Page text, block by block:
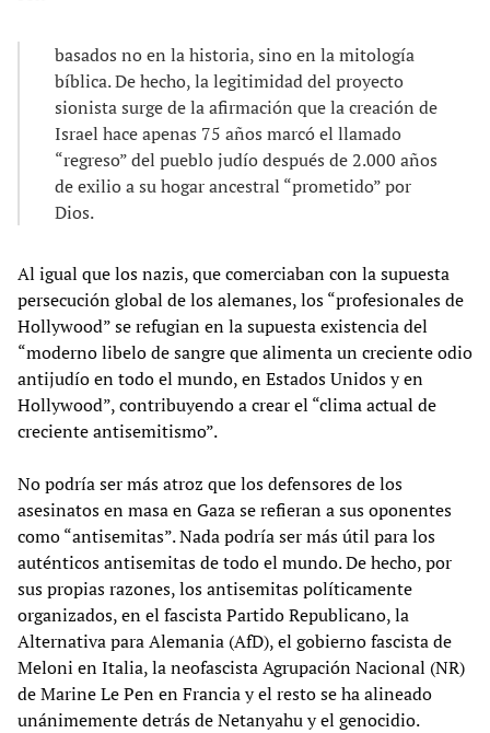
basados no en la historia, sino en la mitología
bíblica. De hecho, la legitimidad del proyecto
sionista surge de la afirmación que la creación de
Israel hace apenas 75 años marcó el llamado
“regreso” del pueblo judío después de 2.000 años
de exilio a su hogar ancestral “prometido” por
Dios.
Al igual que los nazis, que comerciaban con la supuesta
persecución global de los alemanes, los “profesionales de
Hollywood” se refugian en la supuesta existencia del
“moderno libelo de sangre que alimenta un creciente odio
antijudío en todo el mundo, en Estados Unidos y en
Hollywood”, contribuyendo a crear el “clima actual de
creciente antisemitismo”.
No podría ser más atroz que los defensores de los
asesinatos en masa en Gaza se refieran a sus oponentes
como “antisemitas”. Nada podría ser más útil para los
auténticos antisemitas de todo el mundo. De hecho, por
sus propias razones, los antisemitas políticamente
organizados, en el fascista Partido Republicano, la
Alternativa para Alemania (AfD), el gobierno fascista de
Meloni en Italia, la neofascista Agrupación Nacional (NR)
de Marine Le Pen en Francia y el resto se ha alineado
unánimemente detrás de Netanyahu y el genocidio.